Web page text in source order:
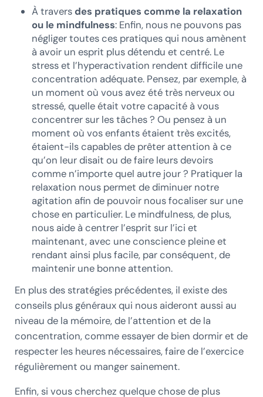
À travers des pratiques comme la relaxation
ou le mindfulness: Enfin, nous ne pouvons pas
négliger toutes ces pratiques qui nous amènent
à avoir un esprit plus détendu et centré. Le
stress et l’hyperactivation rendent difficile une
concentration adéquate. Pensez, par exemple, à
un moment où vous avez été très nerveux ou
stressé, quelle était votre capacité à vous
concentrer sur les tâches ? Ou pensez à un
moment où vos enfants étaient très excités,
étaient-ils capables de prêter attention à ce
qu’on leur disait ou de faire leurs devoirs
comme n’importe quel autre jour ? Pratiquer la
relaxation nous permet de diminuer notre
agitation afin de pouvoir nous focaliser sur une
chose en particulier. Le mindfulness, de plus,
nous aide à centrer l’esprit sur l’ici et
maintenant, avec une conscience pleine et
rendant ainsi plus facile, par conséquent, de
maintenir une bonne attention.
En plus des stratégies précédentes, il existe des
conseils plus généraux qui nous aideront aussi au
niveau de la mémoire, de l’attention et de la
concentration, comme essayer de bien dormir et de
respecter les heures nécessaires, faire de l’exercice
régulièrement ou manger sainement.
Enfin, si vous cherchez quelque chose de plus